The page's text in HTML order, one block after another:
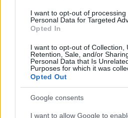
I want to opt-out of processing
Personal Data for Targeted
Opted In
I want to opt-out of Collection,
Retention, Sale, and/or
Personal Data that Is
Purposes for which it was
Opted Out
Google consents
I want to allow Google to